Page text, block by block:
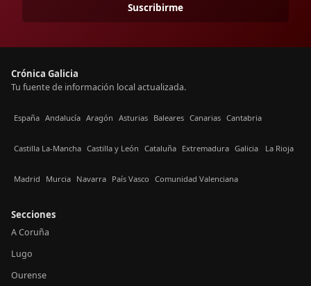
Suscribirme
Crónica Galicia
Tu fuente de información local actualizada.
España Andalucía Aragón Asturias Baleares Canarias Cantabria
Castilla La-Mancha Castilla y León Cataluña Extremadura Galicia La Rioja
Madrid Murcia Navarra País Vasco Comunidad Valenciana
Secciones
A Coruña
Lugo
Ourense